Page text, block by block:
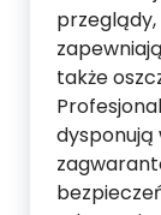
także
dysponują